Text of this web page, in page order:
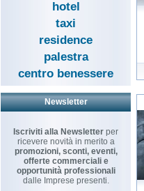
hotel
taxi
residence
palestra
centro benessere
Newsletter
Iscriviti alla Newsletter per
ricevere novità in merito a
promozioni, sconti, eventi,
offerte commerciali e
opportunità professionali
dalle Imprese presenti.